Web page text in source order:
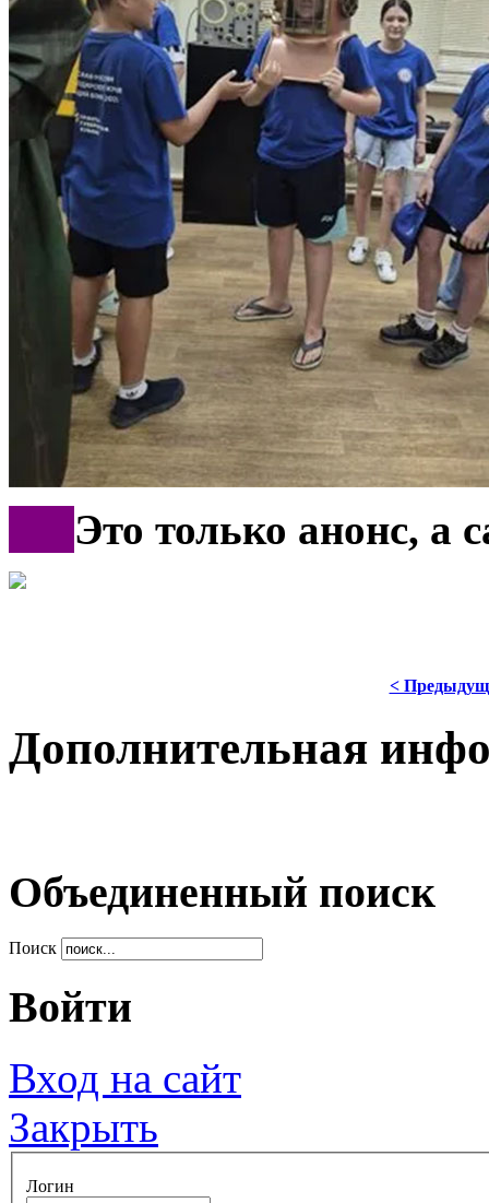
Это только анонс, а
<
Дополнительная
Объединенный поиск
Поиск
Войти
Вход на сайт
Закрыть
Логин